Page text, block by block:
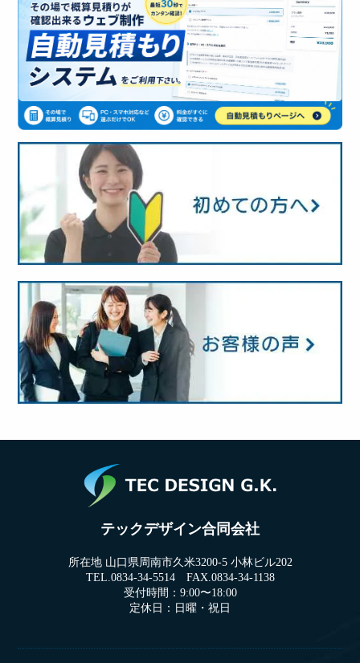
テックデザイン合同会社
所在地 山口県周南市久米3200-5 小林ビル202
TEL.0834-34-5514 FAX.0834-34-1138
受付時間：9:00〜18:00
定休日：日曜・祝日